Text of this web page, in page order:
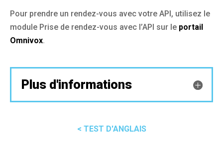
Pour prendre un rendez-vous avec votre API, utilisez le
module Prise de rendez-vous avec l’API sur le portail
Omnivox.
Plus d'informations
< TEST D'ANGLAIS